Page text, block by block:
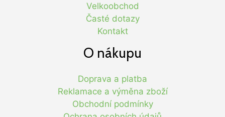
Velkoobchod
Časté dotazy
Kontakt
O nákupu
Doprava a platba
Reklamace a výměna zboží
Obchodní podmínky